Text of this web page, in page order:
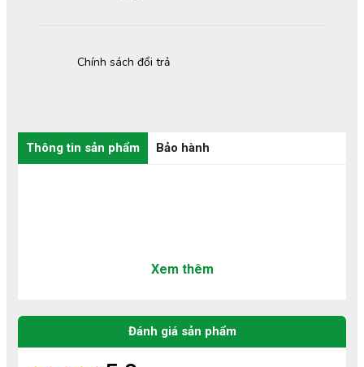
Chính sách đổi trả
Thông tin sản phẩm Bảo hành
Xem thêm
Đánh giá sản phẩm